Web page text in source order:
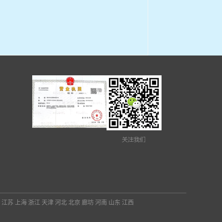
江苏 上海 浙江 天津 河北 北京 廊坊 河南 山东 江西